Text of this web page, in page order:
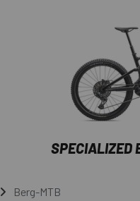
SPECIALIZED
Berg-MTB